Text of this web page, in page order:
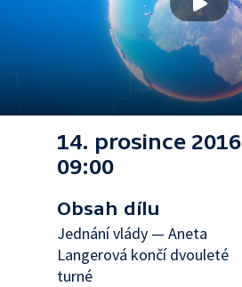
14. prosince 2016
09:00
Obsah dílu
Jednání vlády — Aneta
Langerová končí dvouleté
turné